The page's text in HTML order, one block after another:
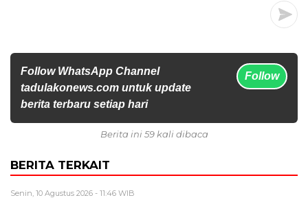
Follow WhatsApp Channel
tadulakonews.com untuk update
berita terbaru setiap hari
Follow
Berita ini 59 kali dibaca
BERITA TERKAIT
Senin, 10 Agustus 2026 - 11:46 WIB